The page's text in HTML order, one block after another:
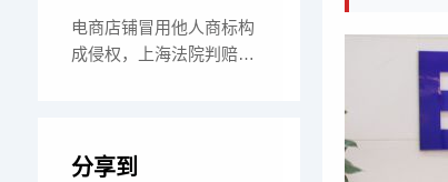
电商店铺冒用他人商标构
成侵权，上海法院判赔
分享到